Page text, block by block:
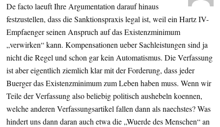
De facto laeuft Ihre Argumentation darauf hinaus
festzustellen, dass die Sanktionspraxis legal ist, weil ein Hartz IV-
Empfaenger seinen Anspruch auf das Existenzminimum
„verwirken“ kann. Kompensationen ueber Sachleistungen sind ja
nicht die Regel und schon gar kein Automatismus. Die Verfassung
ist aber eigentlich ziemlich klar mit der Forderung, dass jeder
Buerger das Existenzminimum zum Leben haben muss. Wenn wir
Teile der Verfassung also beliebig politisch aushebeln koennen,
welche anderen Verfassungsartikel fallen dann als naechstes? Was
hindert uns dann daran auch etwa die „Wuerde des Menschen“ an